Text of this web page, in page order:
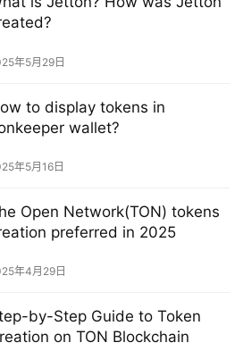
年5月29日
to display tokens in
wallet?
年5月16日
Open Network(TON) tokens
preferred in 2025
年4月29日
by-Step Guide to Token
on TON Blockchain